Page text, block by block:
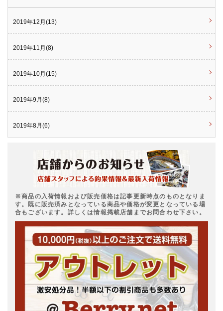
2019年12月(13)
2019年11月(8)
2019年10月(15)
2019年9月(8)
2019年8月(6)
※商品の入荷情報および販売価格は記事更新時点のものとなりま
す。既に販売済みとなっている商品や価格が変更となっている場
合もございます。詳しくは情報掲載店舗までお問合わせ下さい。